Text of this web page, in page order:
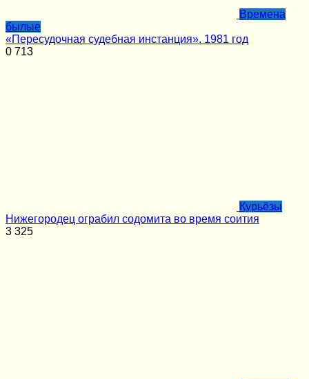
Времена
былые
«Пересудочная судебная инстанция». 1981 год
0 713
Курьёзы
Нижегородец ограбил содомита во время соития
3 325